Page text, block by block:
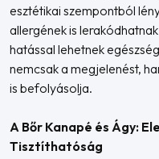
esztétikai szempontból
allergének is
hatással lehetnek
nemcsak a megjelenést,
is befolyásolja.
A Bőr Kanapé és Ágy:
Tisztíthatóság